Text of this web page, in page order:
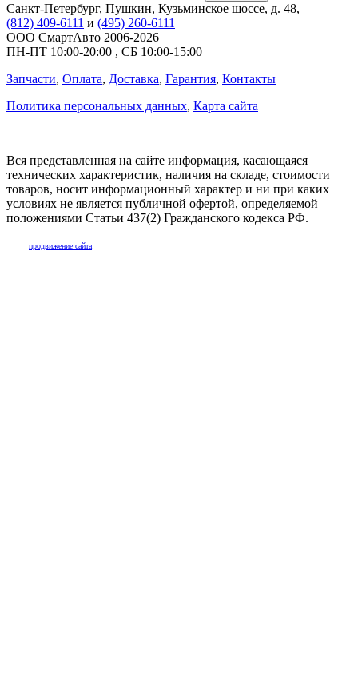
Санкт-Петербург, Пушкин, Кузьминское шоссе, д. 48,
(812) 409-6111 и (495) 260-6111
ООО СмартАвто 2006-2026
ПН-ПТ 10:00-20:00 , СБ 10:00-15:00
Запчасти, Оплата, Доставка, Гарантия, Контакты
Политика персональных данных, Карта сайта
Вся представленная на сайте информация, касающаяся
технических характеристик, наличия на складе, стоимости
товаров, носит информационный характер и ни при каких
условиях не является публичной офертой, определяемой
положениями Статьи 437(2) Гражданского кодекса РФ.
продвижение сайта